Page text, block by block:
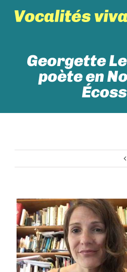
Georgette
poète en
View
Larger
Image